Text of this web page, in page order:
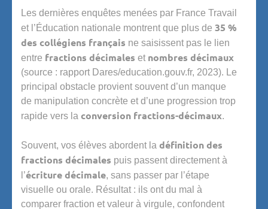
Les dernières enquêtes menées par France Travail
et l’Éducation nationale montrent que plus de 35 %
des collégiens français ne saisissent pas le lien
entre fractions décimales et nombres décimaux
(source : rapport Dares/education.gouv.fr, 2023). Le
principal obstacle provient souvent d’un manque
de manipulation concrète et d’une progression trop
rapide vers la conversion fractions-décimaux.
Souvent, vos élèves abordent la définition des
fractions décimales puis passent directement à
l’écriture décimale, sans passer par l’étape
visuelle ou orale. Résultat : ils ont du mal à
comparer fraction et valeur à virgule, confondent